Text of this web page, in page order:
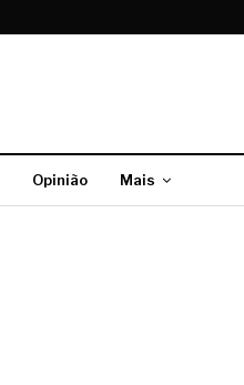
Opinião Mais